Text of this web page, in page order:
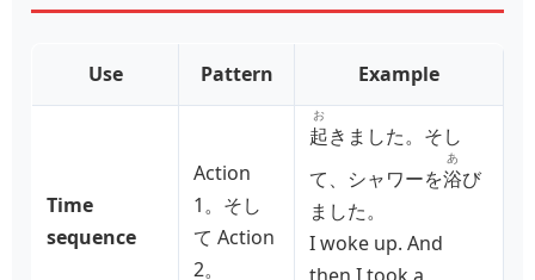
Use Pattern Example
Time
sequence
Action
1。そし
て Action
2。
起
お
きました。そし
て、シャワーを浴
あ
び
ました。
I woke up. And